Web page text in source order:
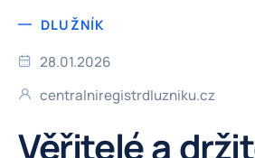
DLUŽNÍK
28.01.2026
centralniregistrdluzniku.cz
Věřitelé a